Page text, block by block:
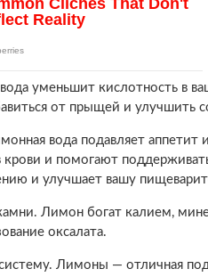
уменьшит кислотность в
от прыщей и улучшить
вода подавляет
крови и помогают
и улучшает вашу
Лимон богат калием,
оксалата.
Лимоны — отличная